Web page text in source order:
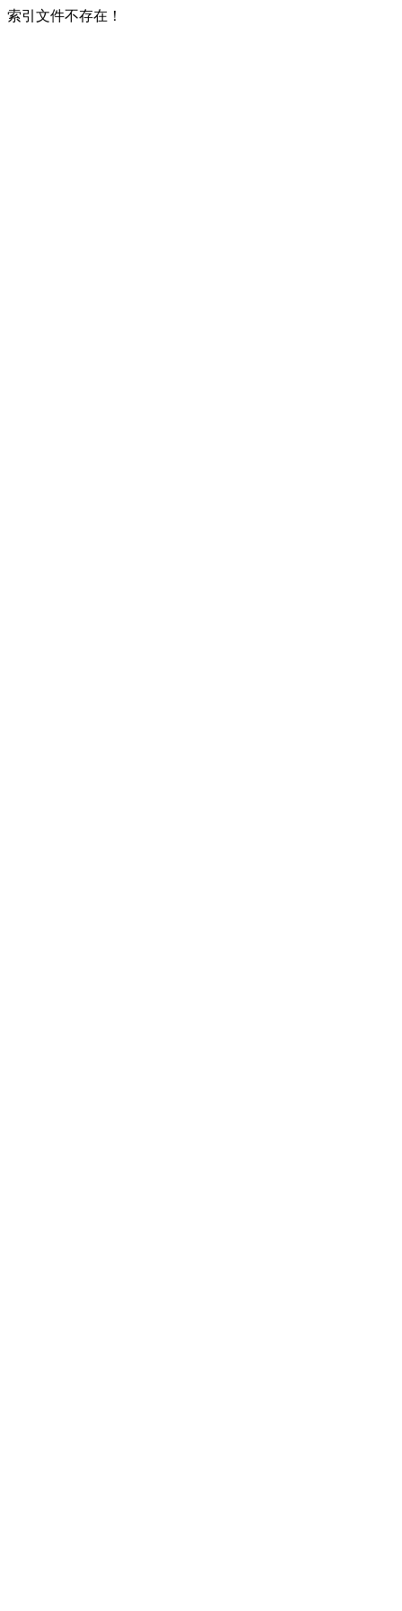
索引文件不存在！